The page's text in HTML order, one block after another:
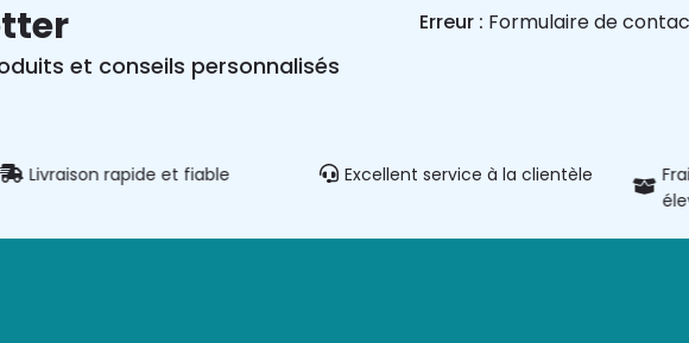
et conseils personnalisés
Erreur : Formulaire de
Livraison rapide et fiable Excellent service à la clientèle